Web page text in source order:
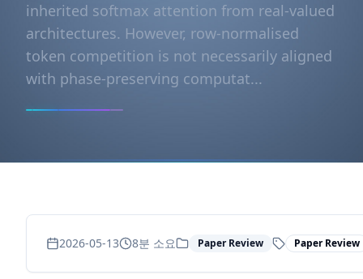
inherited softmax attention from real-valued
architectures. However, row-normalised
token competition is not necessarily aligned
with phase-preserving computat...
2026-05-13 8분 소요 Paper Review Paper Review